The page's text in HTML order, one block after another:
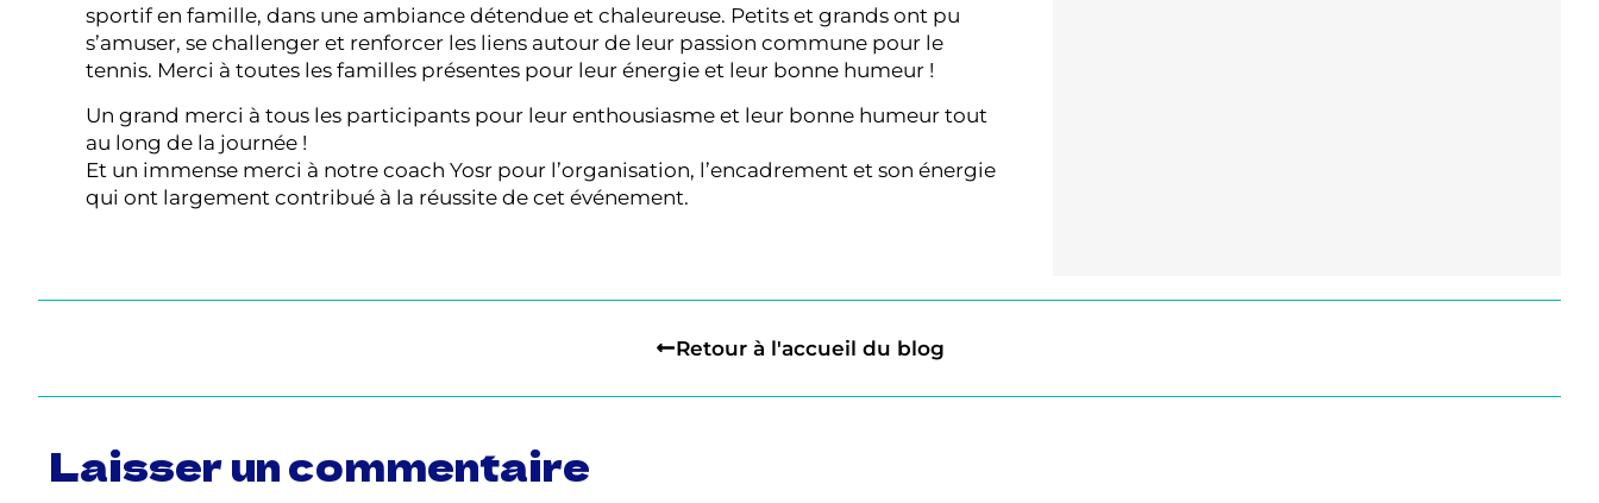
sportif en famille, dans une ambiance détendue et chaleureuse. Petits et grands ont pu
s’amuser, se challenger et renforcer les liens autour de leur passion commune pour le
tennis. Merci à toutes les familles présentes pour leur énergie et leur bonne humeur !
Un grand merci à tous les participants pour leur enthousiasme et leur bonne humeur tout
au long de la journée !
Et un immense merci à notre coach Yosr pour l’organisation, l’encadrement et son énergie
qui ont largement contribué à la réussite de cet événement.
Retour à l'accueil du blog
Laisser un commentaire